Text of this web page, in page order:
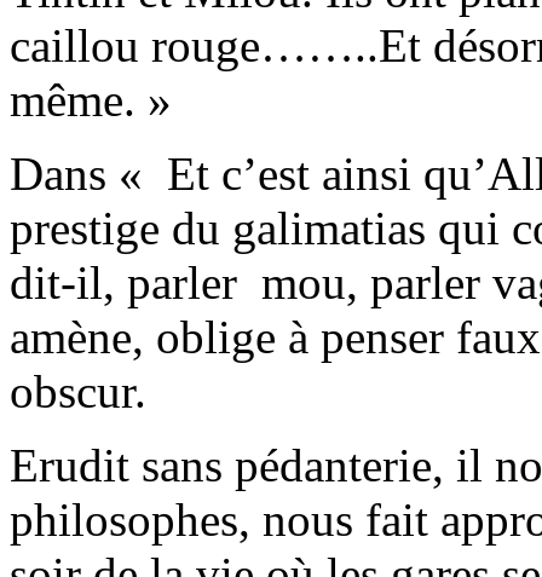
caillou rouge……..Et
même. »
Dans « Et c’est ainsi
prestige du galimatias qui
dit-il, parler mou, parler
amène, oblige à penser
obscur.
Erudit sans pédanterie, il
philosophes, nous fait